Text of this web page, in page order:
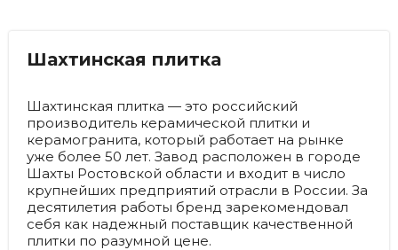
Шахтинская плитка
Шахтинская плитка — это российский
производитель керамической плитки и
керамогранита, который работает на рынке
уже более 50 лет. Завод расположен в городе
Шахты Ростовской области и входит в число
крупнейших предприятий отрасли в России. За
десятилетия работы бренд зарекомендовал
себя как надежный поставщик качественной
плитки по разумной цене.